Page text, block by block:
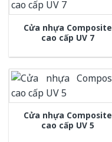
Cửa nhựa Composite
cao cấp UV 7
Cửa nhựa Composite
cao cấp UV 5